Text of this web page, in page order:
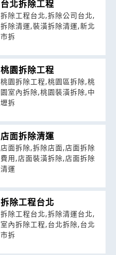
台北拆除工程
拆除工程台北,拆除公司台北,
拆除清運,裝潢拆除清運,新北
市拆
桃園拆除工程
桃園拆除工程,桃園區拆除,桃
園室內拆除,桃園裝潢拆除,中
壢拆
店面拆除清運
店面拆除,拆除店面,店面拆除
費用,店面裝潢拆除,店面拆除
清運
拆除工程台北
拆除工程台北,拆除清運台北,
室內拆除工程,台北拆除,台北
市拆